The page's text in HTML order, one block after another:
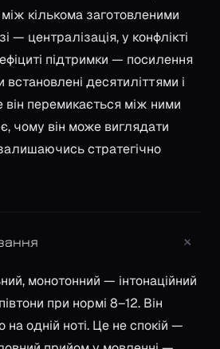
кількома заготовленими
— централізація, у конфлікті
підтримки — посилення
встановлені десятиліттями і
перемикається між ними
чому він може виглядати
стратегічно
+
монотонний — інтонаційний
при нормі 8–12. Він
на одній ноті. Це не спокій —